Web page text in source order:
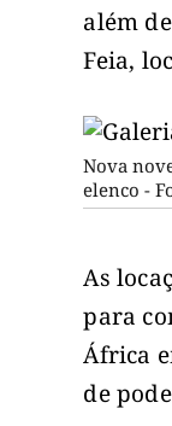
além
Feia,
Nova
elenco -
As
para
África
de